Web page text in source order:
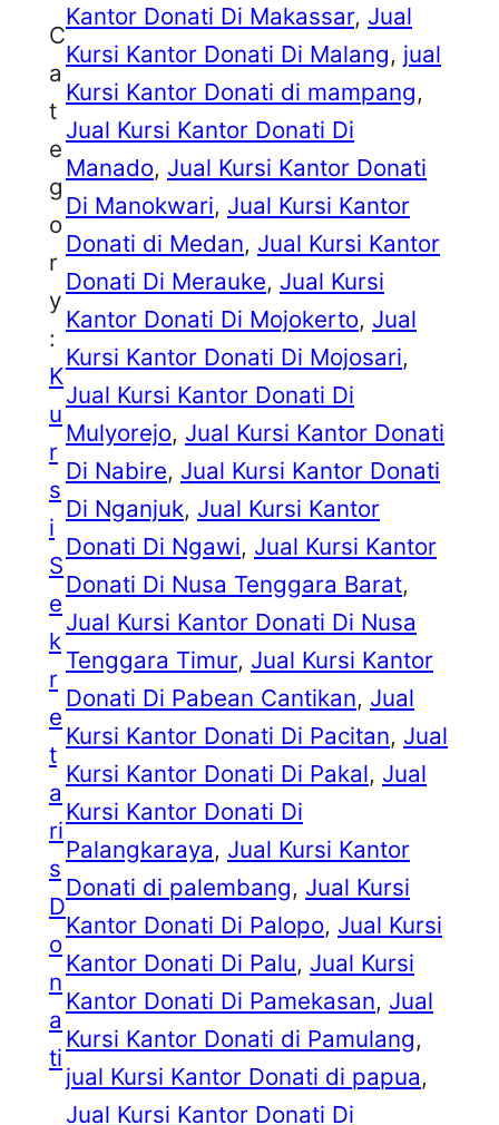
C
a
t
e
g
o
r
y
:
K
u
r
s
i
S
e
k
r
e
t
a
ri
s
D
o
n
a
ti
Kantor Donati Di Makassar, Jual
Kursi Kantor Donati Di Malang, jual
Kursi Kantor Donati di mampang
Jual Kursi Kantor Donati Di
Manado, Jual Kursi Kantor Donati
Di Manokwari, Jual Kursi Kantor
Donati di Medan, Jual Kursi Kantor
Donati Di Merauke, Jual Kursi
Kantor Donati Di Mojokerto, Jual
Kursi Kantor Donati Di Mojosari
Jual Kursi Kantor Donati Di
Mulyorejo, Jual Kursi Kantor Donati
Di Nabire, Jual Kursi Kantor Donati
Di Nganjuk, Jual Kursi Kantor
Donati Di Ngawi, Jual Kursi Kantor
Donati Di Nusa Tenggara Barat
Jual Kursi Kantor Donati Di Nusa
Tenggara Timur, Jual Kursi Kantor
Donati Di Pabean Cantikan, Jual
Kursi Kantor Donati Di Pacitan, Jual
Kursi Kantor Donati Di Pakal, Jual
Kursi Kantor Donati Di
Palangkaraya, Jual Kursi Kantor
Donati di palembang, Jual Kursi
Kantor Donati Di Palopo, Jual Kursi
Kantor Donati Di Palu, Jual Kursi
Kantor Donati Di Pamekasan, Jual
Kursi Kantor Donati di Pamulang
jual Kursi Kantor Donati di papua
Jual Kursi Kantor Donati Di